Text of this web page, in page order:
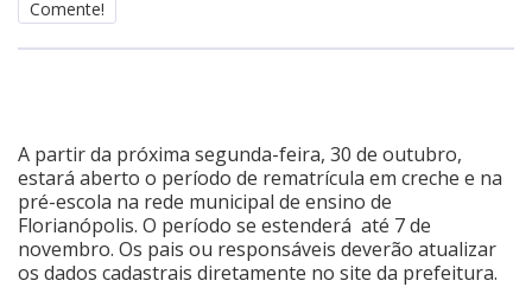
Colunistas
Guia de Serviços
Anuncie
Comente!
A partir da próxima segunda-feira, 30 de outubro,
estará aberto o período de rematrícula em creche e na
pré-escola na rede municipal de ensino de
Florianópolis. O período se estenderá até 7 de
novembro. Os pais ou responsáveis deverão atualizar
os dados cadastrais diretamente no site da prefeitura.